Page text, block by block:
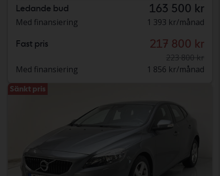
Ledande bud 163 500 kr
Med finansiering 1 393 kr/månad
Fast pris 217 800 kr
223 800 kr
Med finansiering
1 856 kr/månad
Sänkt pris